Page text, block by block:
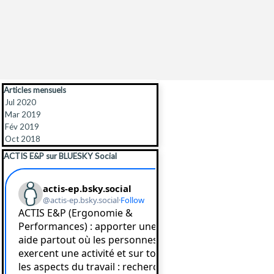
Sauter le bloc Articles mensuels
Articles mensuels
Jul 2020
Mar 2019
Fév 2019
Oct 2018
Sauter le bloc ACTIS E&P sur BLUESKY Social
ACTIS E&P sur BLUESKY Social